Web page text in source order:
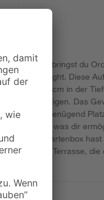
von Biohort bringst du
Highlight. Diese
und 62 cm in der
zu benötigen. Das
l hast du genügend
was dir
Mit dieser Gartenbox
oder deine Terrasse,